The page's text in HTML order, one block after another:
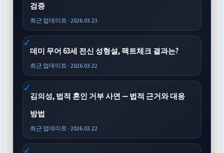
검증
최근 업데이트 · 2026.03.23
데미 무어 63세 전신 성형설, 팩트체크 결과는?
최근 업데이트 · 2026.03.22
김의성, 법적 혼인 거부 사연 — 법적 근거와 대응
방법
최근 업데이트 · 2026.03.22